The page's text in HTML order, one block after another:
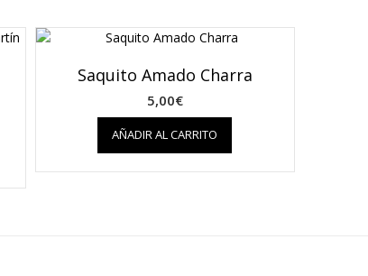
Saquito Amado Charra
5,00€
AÑADIR AL CARRITO